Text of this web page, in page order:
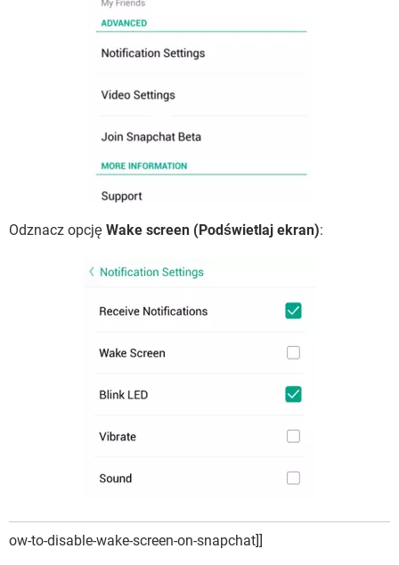
Odznacz opcję Wake screen (Podświetlaj ekran):
ow-to-disable-wake-screen-on-snapchat]]